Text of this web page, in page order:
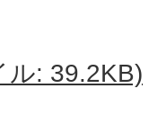
ル: 39.2KB)